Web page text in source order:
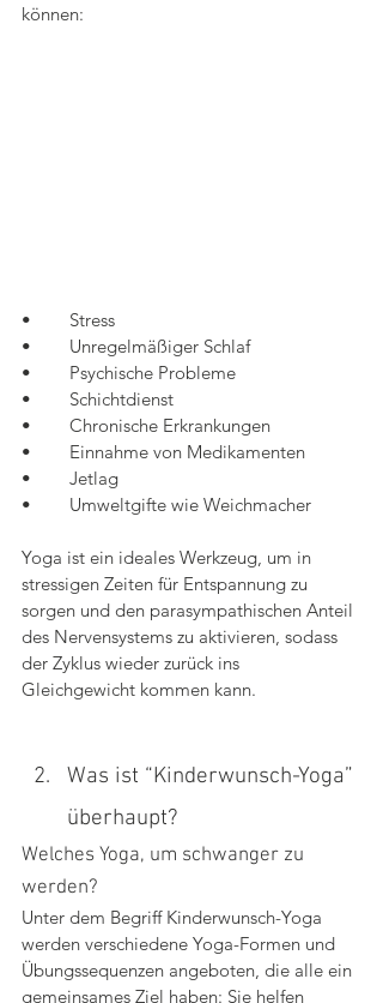
können:
•	Stress
•	Unregelmäßiger Schlaf
•	Psychische Probleme
•	Schichtdienst
•	Chronische Erkrankungen
•	Einnahme von Medikamenten
•	Jetlag
•	Umweltgifte wie Weichmacher
Yoga ist ein ideales Werkzeug, um in
stressigen Zeiten für Entspannung zu
sorgen und den parasympathischen Anteil
des Nervensystems zu aktivieren, sodass
der Zyklus wieder zurück ins
Gleichgewicht kommen kann.
Was ist “Kinderwunsch-Yoga”
überhaupt?
Welches Yoga, um schwanger zu
werden?
Unter dem Begriff Kinderwunsch-Yoga
werden verschiedene Yoga-Formen und
Übungssequenzen angeboten, die alle ein
gemeinsames Ziel haben: Sie helfen